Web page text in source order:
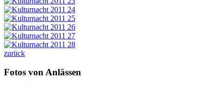
zurück
Fotos von Anlässen